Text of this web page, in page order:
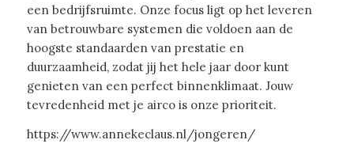
een bedrijfsruimte. Onze focus ligt op het leveren
van betrouwbare systemen die voldoen aan de
hoogste standaarden van prestatie en
duurzaamheid, zodat jij het hele jaar door kunt
genieten van een perfect binnenklimaat. Jouw
tevredenheid met je airco is onze prioriteit.
https://www.annekeclaus.nl/jongeren/